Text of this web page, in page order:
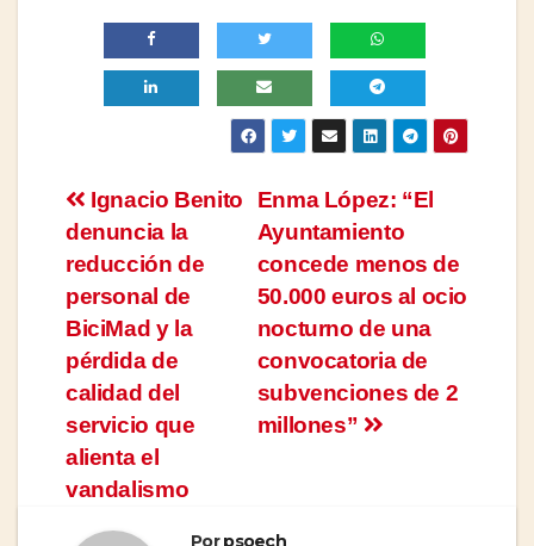
Navegación
de
entradas
Enma López: “El
Ayuntamiento
concede menos de
50.000 euros al ocio
nocturno de una
convocatoria de
subvenciones de 2
millones”
Ignacio Benito
denuncia la
reducción de
personal de
BiciMad y la
pérdida de
calidad del
servicio que
alienta el
vandalismo
Porpsoech